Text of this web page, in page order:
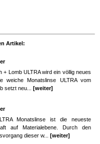
Artikel:
+ Lomb ULTRA wird ein völlig neues
weiche Monatslinse ULTRA vom
setzt neu... [weiter]
Monatslinse ist die neueste
auf Materialebene. Durch den
dieser w... [weiter]